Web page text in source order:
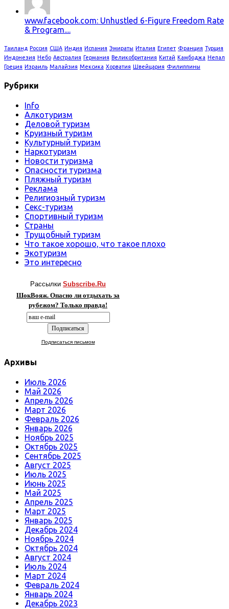
www.facebook.com: Unhustled 6-Figure Freedom Rate
& Program....
Таиланд Россия США Индия Испания Эмираты Италия Египет Франция Турция
Индонезия Небо Австралия Германия Великобритания Китай Камбоджа Непал
Греция Израиль Малайзия Мексика Хорватия Швейцария Филиппины
Рубрики
Info
Алкотуризм
Деловой туризм
Круизный туризм
Культурный туризм
Наркотуризм
Новости туризма
Опасности туризма
Пляжный туризм
Реклама
Религиозный туризм
Секс-туризм
Спортивный туризм
Страны
Трущобный туризм
Что такое хорошо, что такое плохо
Экотуризм
Это интересно
Рассылки Subscribe.Ru
ШокВояж. Опасно ли отдыхать за
рубежом? Только правда!
Подписаться письмом
Архивы
Июль 2026
Май 2026
Апрель 2026
Март 2026
Февраль 2026
Январь 2026
Ноябрь 2025
Октябрь 2025
Сентябрь 2025
Август 2025
Июль 2025
Июнь 2025
Май 2025
Апрель 2025
Март 2025
Январь 2025
Декабрь 2024
Ноябрь 2024
Октябрь 2024
Август 2024
Июль 2024
Март 2024
Февраль 2024
Январь 2024
Декабрь 2023